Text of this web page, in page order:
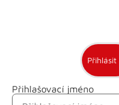
Přihlásit
Přihlašovací jméno
Jméno